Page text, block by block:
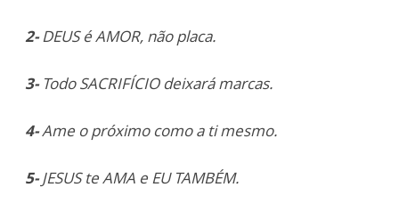
2-DEUS é AMOR, não placa.
3-Todo SACRIFÍCIO deixará marcas.
4-Ame o próximo como a ti mesmo.
5-JESUS te AMA e EU TAMBÉM.